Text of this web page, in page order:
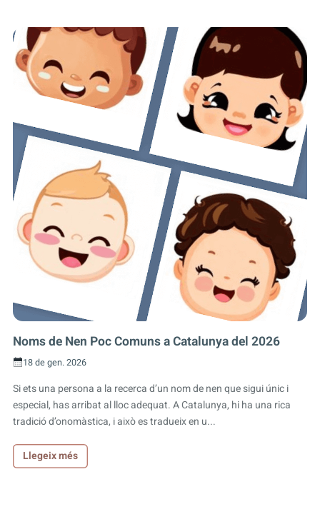
Noms de Nen Poc Comuns a Catalunya del 2026
18 de gen. 2026
Si ets una persona a la recerca d’un nom de nen que sigui únic i
especial, has arribat al lloc adequat. A Catalunya, hi ha una rica
tradició d’onomàstica, i això es tradueix en u...
Llegeix més